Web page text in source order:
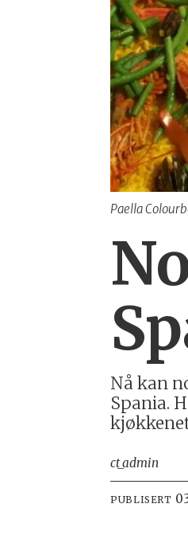
Paella
Nå kan
Spania.
ct_admin
PUBLISERT